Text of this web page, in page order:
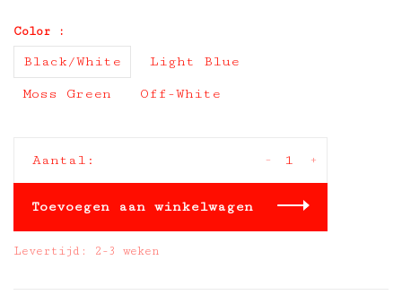
Color :
Black/White Light Blue
Moss Green Off-White
Aantal: +
-
Toevoegen aan winkelwagen
Levertijd: 2-3 weken